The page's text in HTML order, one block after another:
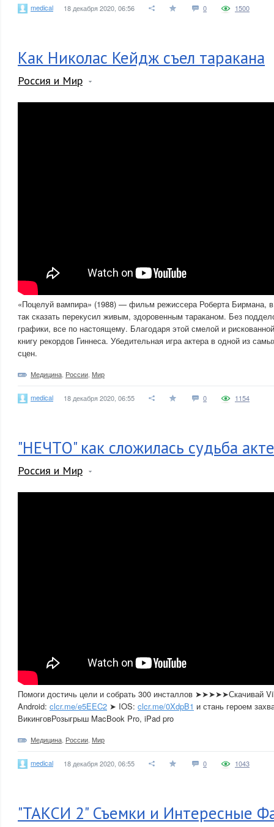
medical 18 декабря 2020, 06:56 0 1500
Как Николас Кейдж съел таракана
Россия и Мир
«Поцелуй вампира» (1988) — фильм режиссера Роберта Бирмана,
так сказать перекусил живым, здоровенным тараканом. Без
графики, все по настоящему. Благодаря этой смелой и
книгу рекордов Гиннеса. Убедительная игра актера в одной из
сцен.
Медицина России Мир
medical 18 декабря 2020, 06:55 0 1154
"НЕЧТО" как сложилась судьба
Россия и Мир
Помоги достичь цели и собрать 300 инсталлов ➤➤➤➤➤Скачивай
Android: clcr.me/e5EEC2 ➤ IOS: clcr.me/0XdpB1 и стань героем
ВикинговРозыгрыш MacBook Pro, iPad pro
Медицина России Мир
medical 18 декабря 2020, 06:55 0 1043
"ТАКСИ 2" Съемки и Интересные